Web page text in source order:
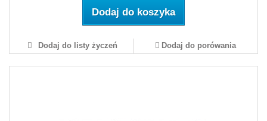
Dodaj do koszyka
Dodaj do listy życzeń Dodaj do porówania